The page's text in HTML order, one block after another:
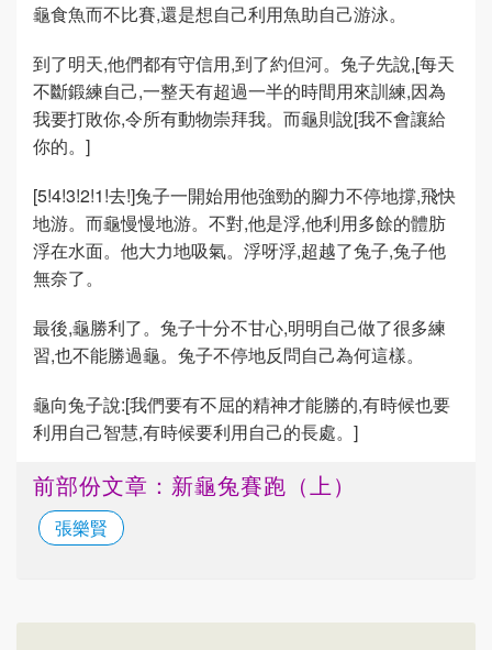
龜食魚而不比賽,還是想自己利用魚助自己游泳。
到了明天,他們都有守信用,到了約但河。兔子先說,[每天
不斷鍛練自己,一整天有超過一半的時間用來訓練,因為
我要打敗你,令所有動物崇拜我。而龜則說[我不會讓給
你的。]
[5!4!3!2!1!去!]兔子一開始用他強勁的腳力不停地撐,飛快
地游。而龜慢慢地游。不對,他是浮,他利用多餘的體肪
浮在水面。他大力地吸氣。浮呀浮,超越了兔子,兔子他
無奈了。
最後,龜勝利了。兔子十分不甘心,明明自己做了很多練
習,也不能勝過龜。兔子不停地反問自己為何這樣。
龜向兔子說:[我們要有不屈的精神才能勝的,有時候也要
利用自己智慧,有時候要利用自己的長處。]
前部份文章：新龜兔賽跑（上）
張樂賢